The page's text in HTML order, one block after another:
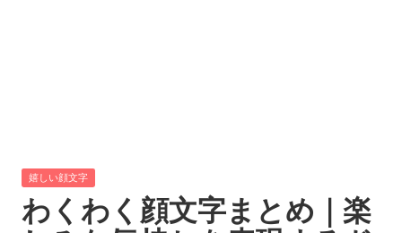
Posted
嬉しい顔文字
わくわく顔文字まとめ｜楽